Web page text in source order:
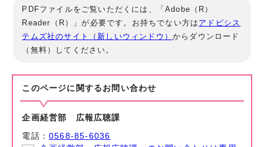
PDFファイルをご覧いただくには、「Adobe（R）
Reader（R）」が必要です。お持ちでない方は アドビシス
テムズ社のサイト（新しいウィンドウ）からダウンロード
（無料）してください。
このページに関する お問い合わせ
企画経営部 広報広聴課
電話：0568-85-6036